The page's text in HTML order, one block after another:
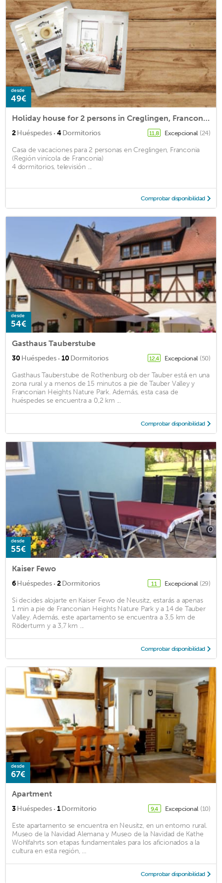
desde
49€
Holiday house for 2 persons in Creglingen, Franconia (Franconian Wine Country)<BR>4 bedrooms, TVm2
2Huéspedes · 4Dormitorios 11,8 Excepcional (24)
Casa de vacaciones para 2 personas en Creglingen, Franconia
(Región vinícola de Franconia)
4 dormitorios, televisión ...
Comprobar disponibilidad
desde
54€
Gasthaus Tauberstube
30 Huéspedes · 10 Dormitorios 12,4 Excepcional (50)
Gasthaus Tauberstube de Rothenburg ob der Tauber está en una
zona rural y a menos de 15 minutos a pie de Tauber Valley y
Franconian Heights Nature Park. Además, esta casa de
huéspedes se encuentra a 0,2 km ...
Comprobar disponibilidad
desde
55€
Kaiser Fewo
6Huéspedes · 2Dormitorios 11 Excepcional (29)
Si decides alojarte en Kaiser Fewo de Neusitz, estarás a apenas
1 min a pie de Franconian Heights Nature Park y a 14 de Tauber
Valley. Además, este apartamento se encuentra a 3,5 km de
Röderturm y a 3,7 km ...
Comprobar disponibilidad
desde
67€
Apartment
3Huéspedes · 1Dormitorio 9,4 Excepcional (10)
Este apartamento se encuentra en Neusitz, en un entorno rural.
Museo de la Navidad Alemana y Museo de la Navidad de Kathe
Wohlfahrts son etapas fundamentales para los aficionados a la
cultura en esta región, ...
Comprobar disponibilidad